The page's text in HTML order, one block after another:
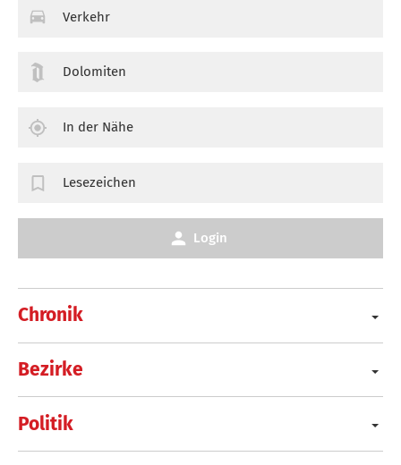
Chronik
Bezirke
Politik
Verkehr
Dolomiten
In der Nähe
Lesezeichen
Login